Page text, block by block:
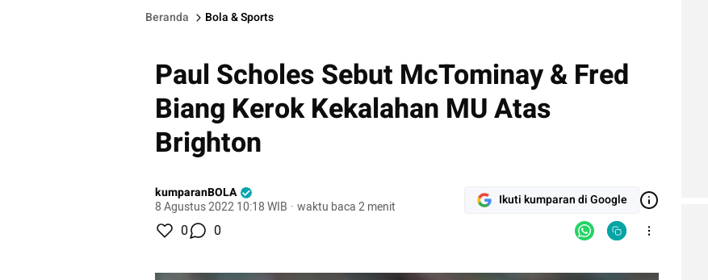
Beranda Bola & Sports
Paul Scholes Sebut McTominay & Fred
Biang Kerok Kekalahan MU Atas
Brighton
kumparanBOLA
8 Agustus 2022 10:18 WIB · waktu baca 2 menit Ikuti kumparan di Google
0 0